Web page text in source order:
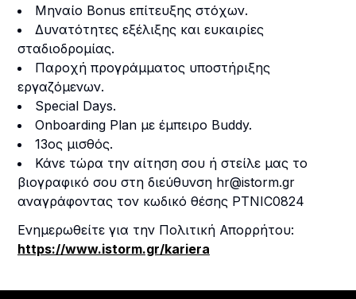
Μηναίο Bonus επίτευξης στόχων.
Δυνατότητες εξέλιξης και ευκαιρίες
σταδιοδρομίας.
Παροχή προγράμματος υποστήριξης
εργαζόμενων.
Special Days.
Onboarding Plan με έμπειρο Buddy.
13oς μισθός.
Κάνε τώρα την αίτηση σου ή στείλε μας το
βιογραφικό σου στη διεύθυνση hr@istorm.gr
αναγράφοντας τον κωδικό θέσης PTNIC0824
Ενημερωθείτε για την Πολιτική Απορρήτου:
https://www.istorm.gr/kariera